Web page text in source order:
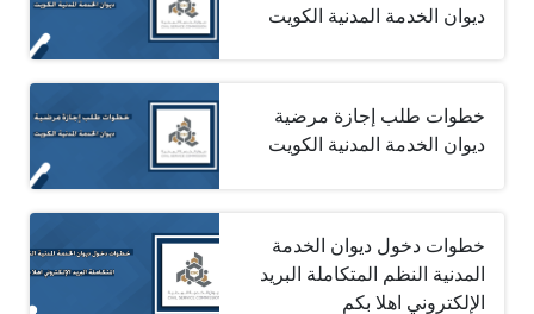
ديوان الخدمة المدنية الكويت
خطوات طلب إجازة مرضية
ديوان الخدمة المدنية الكويت
خطوات دخول ديوان الخدمة
المدنية النظم المتكاملة البريد
الإلكتروني اهلا بكم